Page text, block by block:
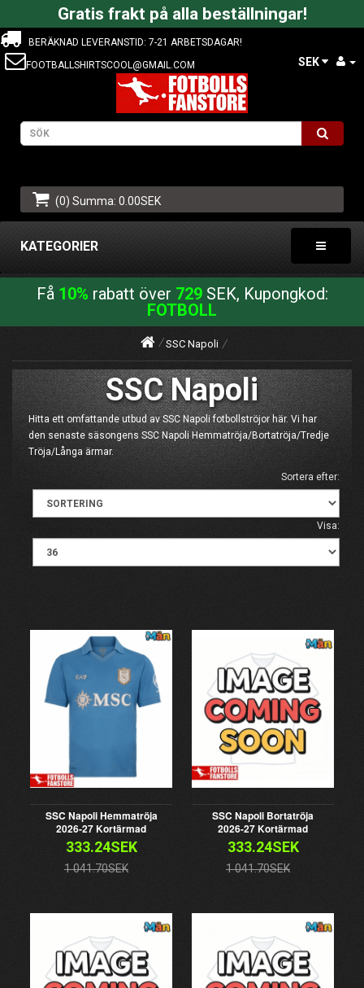
Gratis frakt på alla beställningar!
BERÄKNAD LEVERANSTID: 7-21 ARBETSDAGAR!
FOOTBALLSHIRTSCOOL@GMAIL.COM
SEK
(0) Summa: 0.00SEK
KATEGORIER
Få 10% rabatt över 729SEK, Kupongkod:
FOTBOLL
SSC Napoli
SSC Napoli
Hitta ett omfattande utbud av SSC Napoli fotbollströjor här. Vi har
den senaste säsongens SSC Napoli Hemmatröja/Bortatröja/Tredje
Tröja/Långa ärmar.
Sortera efter:
Visa:
SSC Napoli Hemmatröja
2026-27 Kortärmad
333.24SEK
1 041.70SEK
SSC Napoli Bortatröja
2026-27 Kortärmad
333.24SEK
1 041.70SEK